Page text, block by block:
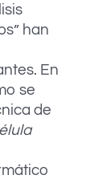
han
En
se
de